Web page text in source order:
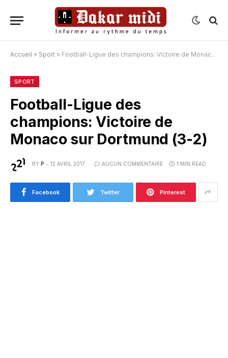
Accueil » Sport » Football-Ligue des champions: Victoire de Monaco sur Dortmund (3-2)
SPORT
Football-Ligue des
champions: Victoire de
Monaco sur Dortmund (3-2)
BY P 12 AVRIL 2017 AUCUN COMMENTAIRE 1 MIN READ
Facebook Twitter Pinterest